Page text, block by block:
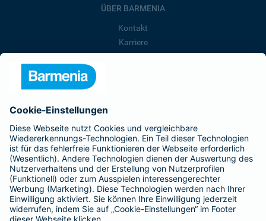
ÜBER BARMENIA
Kontakt
Karriere
Barmenia ist Teil der BarmeniaGothaer
BELIEBTE SEITEN
Kranken-Zusatzversicherung
Tierversicherungen
Haftpflichtversicherung
Hausratversicherung